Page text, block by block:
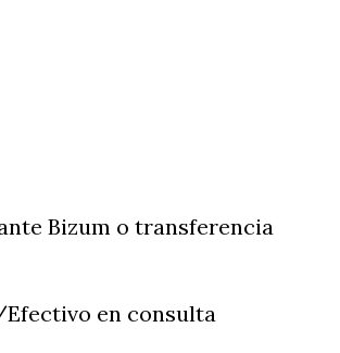
Bizum o transferencia
en consulta